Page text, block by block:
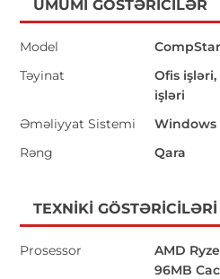
ÜMUMI GÖSTƏRICILƏR
Model
Təyinat
Ofis
işləri
Əməliyyat Sistemi
Windows
Rəng
Qara
TEXNIKI GÖSTƏRICILƏRI
Prosessor
AMD
96MB